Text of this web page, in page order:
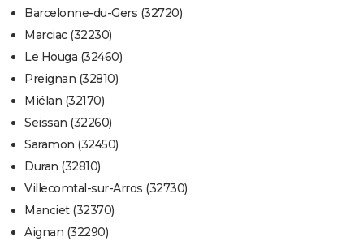
Barcelonne-du-Gers (32720)
Marciac (32230)
Le Houga (32460)
Preignan (32810)
Miélan (32170)
Seissan (32260)
Saramon (32450)
Duran (32810)
Villecomtal-sur-Arros (32730)
Manciet (32370)
Aignan (32290)